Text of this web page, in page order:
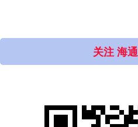
关注 海